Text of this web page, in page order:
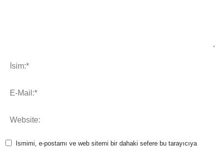
Ismimi, e-postamı ve web sitemi bir dahaki sefere bu tarayıcıya